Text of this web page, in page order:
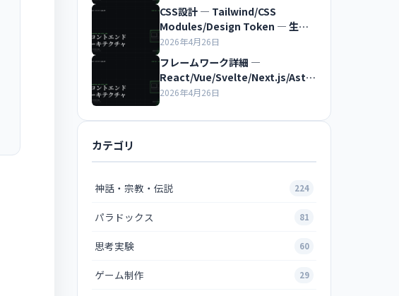
CSS設計 ― Tailwind/CSS
Modules/Design Token ― 生成
AI時代のアーキテクチャ超入門
2026年4月26日
フレームワーク詳細 ―
React/Vue/Svelte/Next.js/Astr
o ― 生成AI時代のアーキテクチャ
2026年4月26日
カテゴリ
神話・宗教・伝説 224
パラドックス 81
思考実験 60
ゲーム制作 29